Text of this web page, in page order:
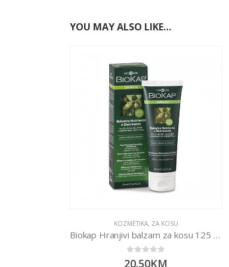
YOU MAY ALSO LIKE…
KOZMETIKA, ZA KOSU
Biokap Hranjivi balzam za kosu 125 ml
20.50KM